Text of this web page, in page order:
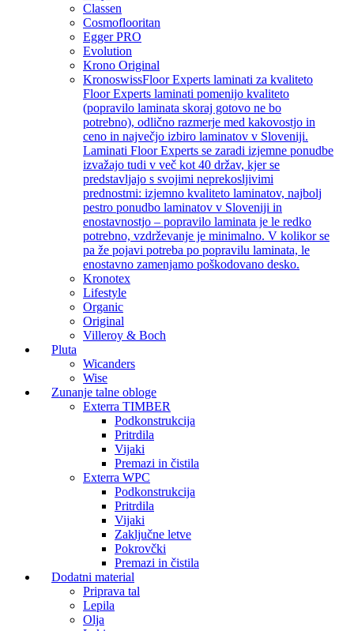
Classen
Cosmoflooritan
Egger PRO
Evolution
Krono Original
KronoswissFloor Experts laminati za kvaliteto
Floor Experts laminati pomenijo kvaliteto
(popravilo laminata skoraj gotovo ne bo
potrebno), odlično razmerje med kakovostjo in
ceno in največjo izbiro laminatov v Sloveniji.
Laminati Floor Experts se zaradi izjemne ponudbe
izvažajo tudi v več kot 40 držav, kjer se
predstavljajo s svojimi neprekosljivimi
prednostmi: izjemno kvaliteto laminatov, najbolj
pestro ponudbo laminatov v Sloveniji in
enostavnostjo – popravilo laminata je le redko
potrebno, vzdrževanje je minimalno. V kolikor se
pa že pojavi potreba po popravilu laminata, le
enostavno zamenjamo poškodovano desko.
Kronotex
Lifestyle
Organic
Original
Villeroy & Boch
Pluta
Wicanders
Wise
Zunanje talne obloge
Exterra TIMBER
Podkonstrukcija
Pritrdila
Vijaki
Premazi in čistila
Exterra WPC
Podkonstrukcija
Pritrdila
Vijaki
Zaključne letve
Pokrovčki
Premazi in čistila
Dodatni material
Priprava tal
Lepila
Olja